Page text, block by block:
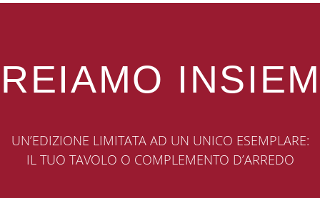
UN’EDIZIONE LIMITATA AD UN UNICO ESEMPLARE:
IL TUO TAVOLO O COMPLEMENTO D’ARREDO